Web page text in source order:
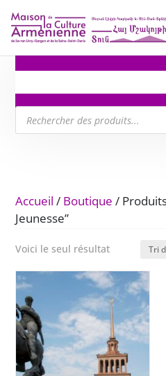
Recherche
de
produits
Accueil / Boutique /
Jeunesse”
Voici le seul résultat